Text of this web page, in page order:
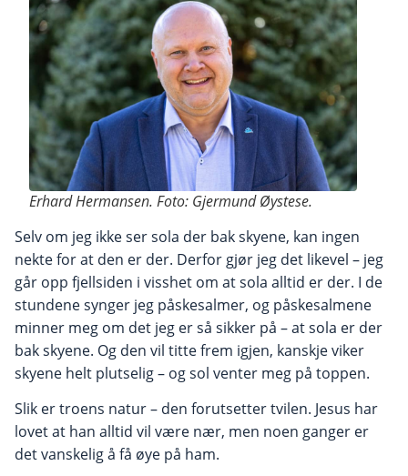
Erhard Hermansen. Foto: Gjermund Øystese.
Selv om jeg ikke ser sola der bak skyene, kan ingen
nekte for at den er der. Derfor gjør jeg det likevel – jeg
går opp fjellsiden i visshet om at sola alltid er der. I de
stundene synger jeg påskesalmer, og påskesalmene
minner meg om det jeg er så sikker på – at sola er der
bak skyene. Og den vil titte frem igjen, kanskje viker
skyene helt plutselig – og sol venter meg på toppen.
Slik er troens natur – den forutsetter tvilen. Jesus har
lovet at han alltid vil være nær, men noen ganger er
det vanskelig å få øye på ham.